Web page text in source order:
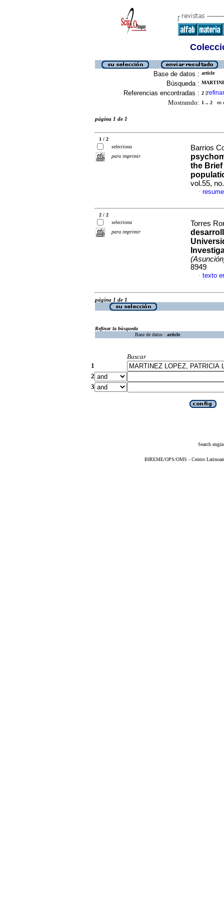
Base de datos : article
Búsqueda :
Referencias encontradas : 2 [refinar
Mostrando: 1 .. 2 en
página 1 de 1
1 / 2
selecciona
para imprimir
Barrios
the Brief
vol.55,
·
2 / 2
selecciona
para imprimir
Torres
8949
· texto
página 1 de 1
Refinar la búsqueda
Base de datos : article
Buscar
1
2
3
Search
BIREME/OPS/OMS - Centro